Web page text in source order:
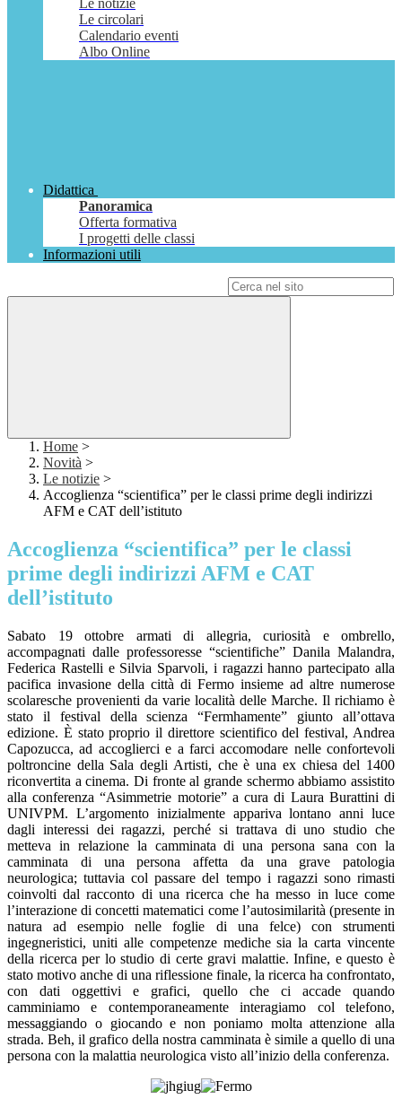
Le notizie
Le circolari
Calendario eventi
Albo Online
Didattica
Panoramica
Offerta formativa
I progetti delle classi
Informazioni utili
Home >
Novità >
Le notizie >
Accoglienza “scientifica” per le classi prime degli indirizzi
AFM e CAT dell’istituto
Accoglienza “scientifica” per le classi
prime degli indirizzi AFM e CAT
dell’istituto
Sabato 19 ottobre armati di allegria, curiosità e ombrello,
accompagnati dalle professoresse “scientifiche” Danila Malandra,
Federica Rastelli e Silvia Sparvoli, i ragazzi hanno partecipato alla
pacifica invasione della città di Fermo insieme ad altre numerose
scolaresche provenienti da varie località delle Marche. Il richiamo è
stato il festival della scienza “Fermhamente” giunto all’ottava
edizione. È stato proprio il direttore scientifico del festival, Andrea
Capozucca, ad accoglierci e a farci accomodare nelle confortevoli
poltroncine della Sala degli Artisti, che è una ex chiesa del 1400
riconvertita a cinema. Di fronte al grande schermo abbiamo assistito
alla conferenza “Asimmetrie motorie” a cura di Laura Burattini di
UNIVPM. L’argomento inizialmente appariva lontano anni luce
dagli interessi dei ragazzi, perché si trattava di uno studio che
metteva in relazione la camminata di una persona sana con la
camminata di una persona affetta da una grave patologia
neurologica; tuttavia col passare del tempo i ragazzi sono rimasti
coinvolti dal racconto di una ricerca che ha messo in luce come
l’interazione di concetti matematici come l’autosimilarità (presente in
natura ad esempio nelle foglie di una felce) con strumenti
ingegneristici, uniti alle competenze mediche sia la carta vincente
della ricerca per lo studio di certe gravi malattie. Infine, e questo è
stato motivo anche di una riflessione finale, la ricerca ha confrontato,
con dati oggettivi e grafici, quello che ci accade quando
camminiamo e contemporaneamente interagiamo col telefono,
messaggiando o giocando e non poniamo molta attenzione alla
strada. Beh, il grafico della nostra camminata è simile a quello di una
persona con la malattia neurologica visto all’inizio della conferenza.